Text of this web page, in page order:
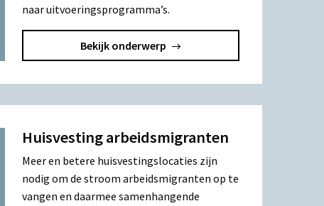
naar uitvoeringsprogramma’s.
Bekijk onderwerp
Huisvesting arbeidsmigranten
Meer en betere huisvestingslocaties zijn
nodig om de stroom arbeidsmigranten op te
vangen en daarmee samenhangende